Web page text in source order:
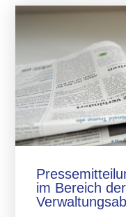
im Bereich